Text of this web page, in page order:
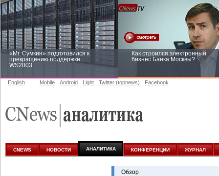
«Mr. Сумкин» подготовился к
прекращению поддержки
WS2003
Как строился электронный
бизнес Банка Москвы?
аналитике
English Mobile Android Light Twitter (topnews) Facebook
CNEWS НОВОСТИ АНАЛИТИКА КОНФЕРЕНЦИИ ЖУРНАЛ
Обзор